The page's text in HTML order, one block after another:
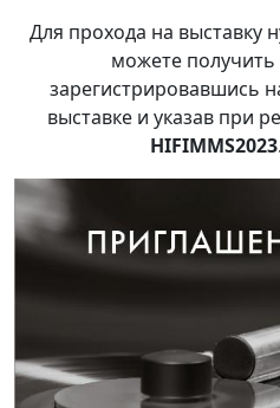
Для прохода на выставку
можете получить
зарегистрировавшись
выставке и указав при
HIFIMMS2023